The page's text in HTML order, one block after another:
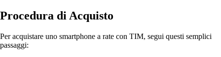
Procedura di Acquisto
Per acquistare uno smartphone a rate con TIM, segui questi semplici
passaggi: